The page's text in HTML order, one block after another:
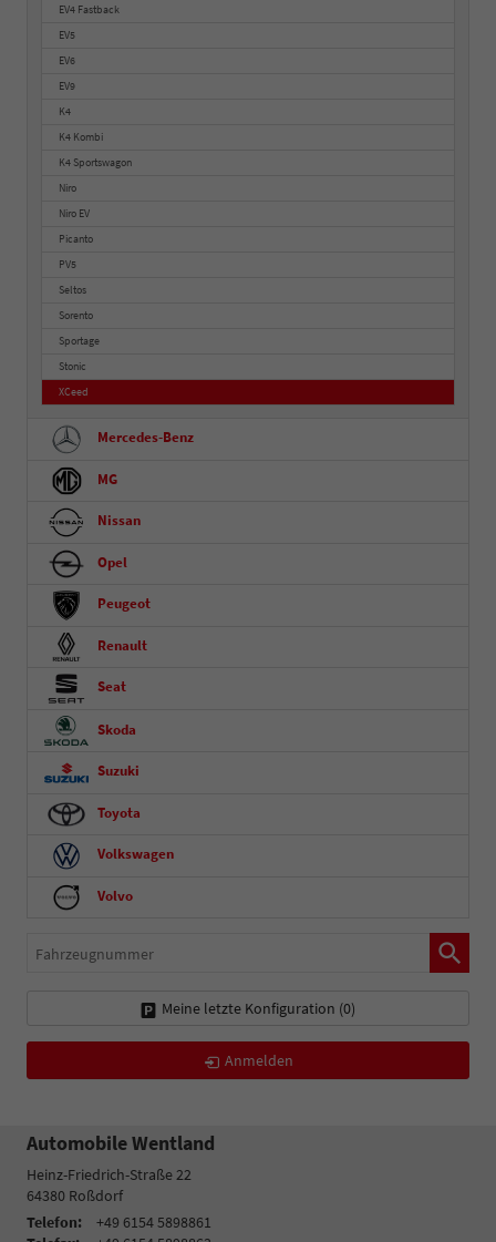
EV4 Fastback
EV5
EV6
EV9
K4
K4 Kombi
K4 Sportswagon
Niro
Niro EV
Picanto
PV5
Seltos
Sorento
Sportage
Stonic
XCeed
Mercedes-Benz
MG
Nissan
Opel
Peugeot
Renault
Seat
Skoda
Suzuki
Toyota
Volkswagen
Volvo
Fahrzeugnummer
Meine letzte Konfiguration (0)
Anmelden
Automobile Wentland
Heinz-Friedrich-Straße 22
64380 Roßdorf
Telefon:
+49 6154 5898861